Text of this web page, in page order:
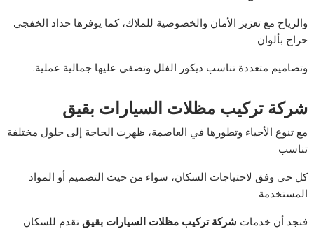
والرياح مع تعزيز الأمان والخصوصية للملاك، كما يوفرها حداد الخفجي
حراج بألوان
وتصاميم متعددة تناسب ديكور الفلل وتضفي عليها جمالية عملية.
شركة تركيب مظلات السيارات بقيق
مع تنوع الأحياء وتطورها في العاصمة، ظهرت الحاجة إلى حلول مختلفة
تناسب
كل حي وفق لاحتياجات السكان، سواء من حيث التصميم أو المواد
المستخدمة
فنجد أن خدمات شركة تركيب مظلات السيارات بقيقتقدم للسكان